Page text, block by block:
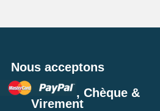
Nous acceptons
, Chèque &
Virement